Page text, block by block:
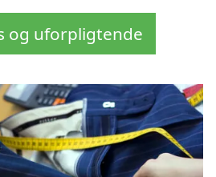
og uforpligtende